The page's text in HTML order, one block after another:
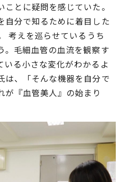
とに疑問を感じていた。
自分で知るために着目した
考えを巡らせているうち
。毛細血管の血流を観察す
いる小さな変化がわかるよ
は、「そんな機器を自分で
が『血管美人』の始まり